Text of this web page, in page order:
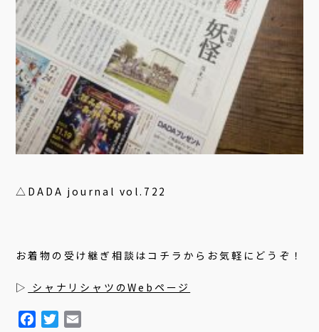
△DADA journal vol.722
お着物の受け継ぎ相談はコチラからお気軽にどうぞ！
▷ シャナリシャツのWebページ
F
T